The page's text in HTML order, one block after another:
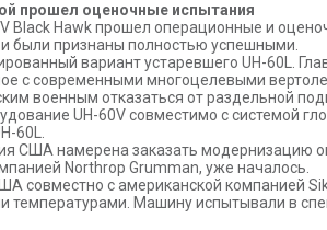
прошел оценочные испытания
Black Hawk прошел операционные и
признаны полностью успешными.
вариант устаревшего UH-60L.
с современными многоцелевыми
военным отказаться от раздельной
UH-60V совместимо с системой
60L.
США намерена заказать модернизацию
Northrop Grumman, уже началось.
совместно с американской компанией
температурами. Машину испытывали в